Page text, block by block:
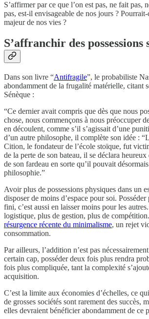
S’affirmer par ce que l’on est pas, ne fait pas,
pas, est-il envisageable de nos jours ?
majeur de nos vies ?
S’affranchir des possessions
Dans son livre “Antifragile”, le probabiliste
abondamment de la frugalité matérielle, citant
Sénèque :
“Ce dernier avait compris que dès que nous
chose, nous commençons à nous préoccuper
en découlent, comme s’il s’agissait d’une
d’un autre philosophe, il complète son idée :
Cition, le fondateur de l’école stoïque, fut
de la perte de son bateau, il se déclara heureux
de son fardeau en sorte qu’il pouvait
philosophie.”
Avoir plus de possessions physiques dans un
disposer de moins d’espace pour soi.
fini, c’est aussi en laisser moins pour les
logistique, plus de gestion, plus de
résurgence récente du minimalisme, un rejet
consommation.
Par ailleurs, l’addition n’est pas
certain cap, posséder deux fois plus rendra
fois plus compliquée, tant la complexité
acquisition.
C’est la limite aux économies d’échelles, ce
de grosses sociétés sont rarement des succès,
elles devraient bénéficier abondamment de ce